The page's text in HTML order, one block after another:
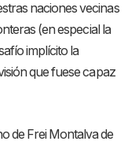
naciones vecinas
(en especial la
implícito la
que fuese capaz
de Frei Montalva de